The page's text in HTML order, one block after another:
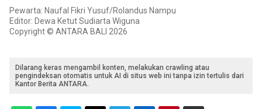
Pewarta: Naufal Fikri Yusuf/Rolandus Nampu
Editor: Dewa Ketut Sudiarta Wiguna
Copyright © ANTARA BALI 2026
Dilarang keras mengambil konten, melakukan crawling atau
pengindeksan otomatis untuk AI di situs web ini tanpa izin tertulis dari
Kantor Berita ANTARA.